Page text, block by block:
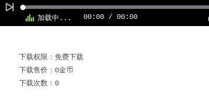
加载中... 00:00 / 00:00
下载权限：免费下载
下载售价：0金币
下载次数：0